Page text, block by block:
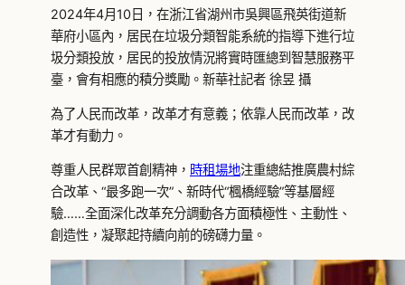
2024年4月10日，在浙江省湖州市吳興區飛英街道新
華府小區內，居民在垃圾分類智能系統的指導下進行垃
圾分類投放，居民的投放情況將實時匯總到智慧服務平
臺，會有相應的積分獎勵。新華社記者 徐昱 攝
為了人民而改革，改革才有意義；依靠人民而改革，改
革才有動力。
尊重人民群眾首創精神， 時租場地注重總結推廣農村綜
合改革、“最多跑一次”、新時代“楓橋經驗”等基層經
驗……全面深化改革充分調動各方面積極性、主動性、
創造性，凝聚起持續向前的磅礴力量。